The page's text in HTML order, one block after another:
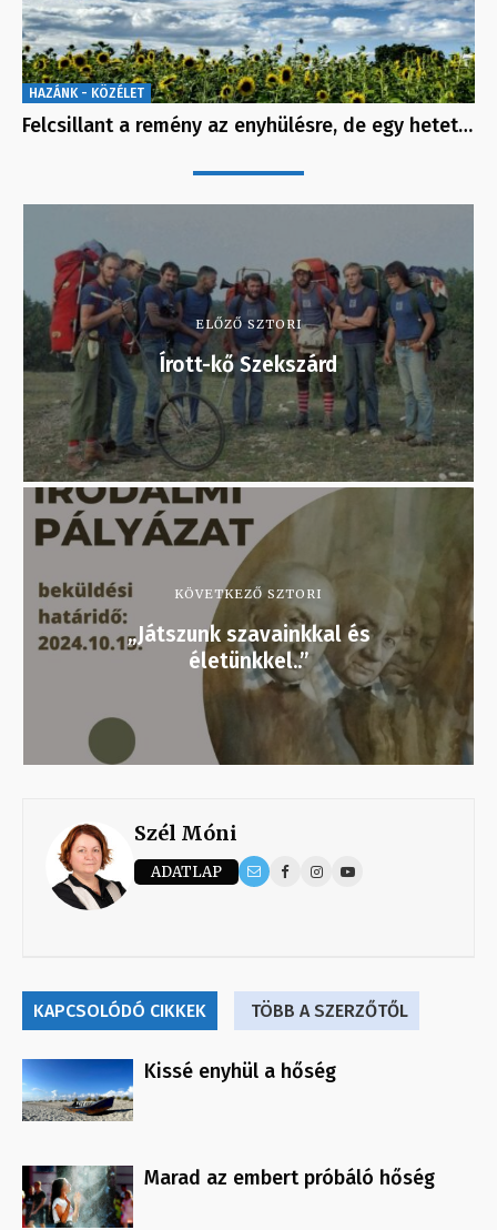
HAZÁNK - KÖZÉLET
Felcsillant a remény az enyhülésre, de egy hetet…
ELŐZŐ SZTORI
Írott-kő Szekszárd
KÖVETKEZŐ SZTORI
„Játszunk szavainkkal és
életünkkel..”
Szél Móni
ADATLAP
KAPCSOLÓDÓ CIKKEK TÖBB A SZERZŐTŐL
Kissé enyhül a hőség
Marad az embert próbáló hőség